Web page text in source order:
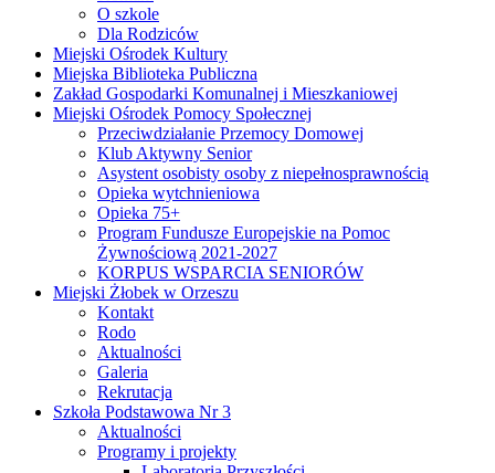
O szkole
Dla Rodziców
Miejski Ośrodek Kultury
Miejska Biblioteka Publiczna
Zakład Gospodarki Komunalnej i Mieszkaniowej
Miejski Ośrodek Pomocy Społecznej
Przeciwdziałanie Przemocy Domowej
Klub Aktywny Senior
Asystent osobisty osoby z niepełnosprawnością
Opieka wytchnieniowa
Opieka 75+
Program Fundusze Europejskie na Pomoc
Żywnościową 2021-2027
KORPUS WSPARCIA SENIORÓW
Miejski Żłobek w Orzeszu
Kontakt
Rodo
Aktualności
Galeria
Rekrutacja
Szkoła Podstawowa Nr 3
Aktualności
Programy i projekty